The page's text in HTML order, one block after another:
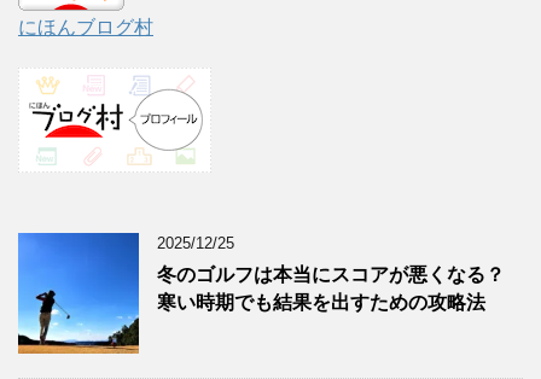
にほんブログ村
2025/12/25
冬のゴルフは本当にスコアが悪くなる？
寒い時期でも結果を出すための攻略法